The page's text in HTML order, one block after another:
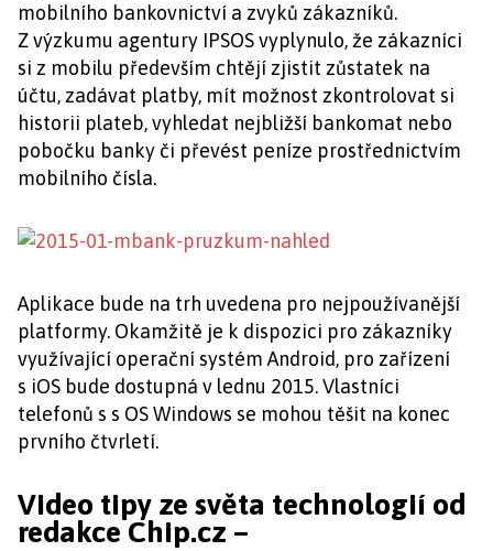
mobilního bankovnictví a zvyků zákazníků.
Z výzkumu agentury IPSOS vyplynulo, že zákazníci
si z mobilu především chtějí zjistit zůstatek na
účtu, zadávat platby, mít možnost zkontrolovat si
historii plateb, vyhledat nejbližší bankomat nebo
pobočku banky či převést peníze prostřednictvím
mobilního čísla.
Aplikace bude na trh uvedena pro nejpoužívanější
platformy. Okamžitě je k dispozici pro zákazníky
využívající operační systém Android, pro zařízení
s iOS bude dostupná v lednu 2015. Vlastníci
telefonů s s OS Windows se mohou těšit na konec
prvního čtvrletí.
Video tipy ze světa technologií od
redakce Chip.cz –